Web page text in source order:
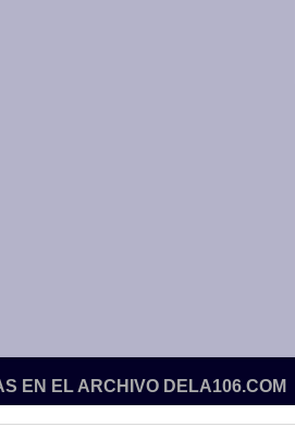
EN EL ARCHIVO DELA106.COM